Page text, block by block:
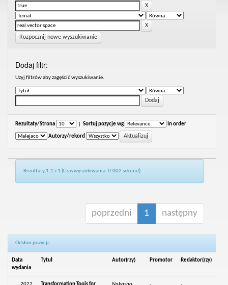
Rozpocznij nowe wyszukiwanie
Dodaj filtr:
Uzyj filtrów aby zagęścić wyszukiwanie.
Rezultaty/Strona Sortuj pozycje wg In order
Autorzy/rekord
Rezultaty 1-1 z 1 (Czas wyszukiwania: 0.002 sekund).
poprzedni 1 następny
Odsłon pozycji:
Data
wydania
Tytuł Autor(rzy) Promotor Redaktor(rzy)